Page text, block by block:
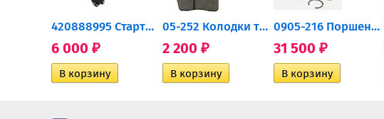
420888995 Стартер для...
6 000 ₽
05-252 Колодки тормозные...
2 200 ₽
0905-216 Поршень Arctic Cat...
31 500 ₽